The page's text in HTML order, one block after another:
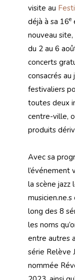
visite au
déjà à sa 16e
nouveau
du 2 au 6
concerts
consacrés
festivaliers
toutes deux
centre-ville,
produits
Avec sa
l’événement
la scène jazz
long des 8
les noms
entre autres
série Relève
nommée